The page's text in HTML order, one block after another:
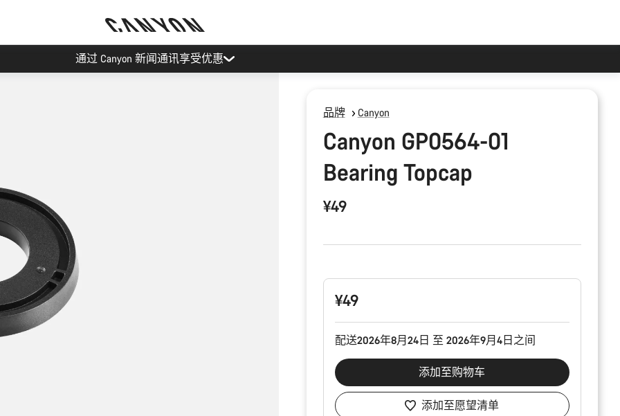
通过 Canyon 新闻通讯享受优惠
品牌 Canyon
Canyon GP0564-01
Bearing Topcap
¥49
配
¥49
配送2026年8月24日 至 2026年9月4日之间
添加至购物车
添加至愿望清单